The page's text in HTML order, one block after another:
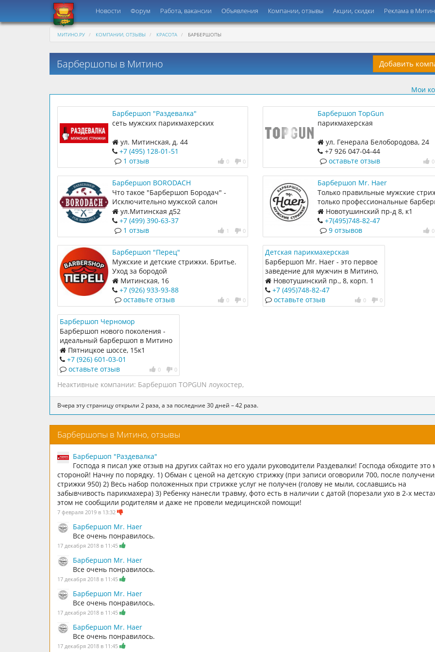
Новости Форум Работа, вакансии Объявления Компании, отзывы Акции, скидки Реклама в
МИТИНО.РУ КОМПАНИИ, ОТЗЫВЫ КРАСОТА БАРБЕРШОПЫ
Барбершопы в Митино Добавить
Мои
Барбершоп "Раздевалка"
сеть мужских парикмахерских
ул. Митинская, д. 44
+7 (495) 128-01-51
0 0
1 отзыв
Барбершоп TopGun
парикмахерская
ул. Генерала Белобородова, 24
+7 926 047‑04-44
0
оставьте отзыв
Барбершоп BORODACH
Что такое "Барбершоп Бородач" -
Исключительно мужской салон
профессионального бритья и стрижки
с приятной атмосферой, интересными
людьми и превосходным сервисом.
ул.Митинская д52
+7 (499) 390-63-37
1 0
1 отзыв
Барбершоп Mr. Haer
Только правильные мужские
только профессиональные
мужчин.
Новотушинский пр-д 8, к1
+7(495)748-82-47
0
9 отзывов
Барбершоп "Перец"
Мужские и детские стрижки. Бритье.
Уход за бородой
Митинская, 16
+7 (926) 933-93-88
0 0
оставьте отзыв
Детская парикмахерская
Барбершоп Mr. Haer KIDS
Барбершоп Mr. Haer - это первое
заведение для мужчин в Митино,
где можно комплексно следить за
своей внешностью. Теперь не
нужно стесняться узнавая
название модной стрижки, делая
Новотушинский пр., 8, корп. 1
+7 (495)748-82-47
0 0
оставьте отзыв
Барбершоп Черномор
Барбершоп нового поколения -
идеальный барбершоп в Митино
Пятницкое шоссе, 15к1
+7 (926) 601-03-01
0 0
оставьте отзыв
Неактивные компании: Барбершоп TOPGUN лоукостер,
Вчера эту страницу открыли 2 раза, а за последние 30 дней – 42 раза.
Барбершопы в Митино, отзывы
Барбершоп "Раздевалка"
Господа я писал уже отзыв на других сайтах но его удали руководители Раздевалки! Господа обходите это
стороной! Начну по порядку. 1) Обман с ценой на детскую стрижку (при записи оговорили 700, после
стрижки 950) 2) Весь набор положенных при стрижке услуг не получен (голову не мыли, сославшись на
забывчивость парикмахера) 3) Ребенку нанесли травму, фото есть в наличии с датой (порезали ухо в 2-х
этом не сообщили родителям и даже не провели медицинской помощи!
7 февраля 2019 в 13:32
Барбершоп Mr. Haer
Все очень понравилось.
17 декабря 2018 в 11:45
Барбершоп Mr. Haer
Все очень понравилось.
17 декабря 2018 в 11:45
Барбершоп Mr. Haer
Все очень понравилось.
17 декабря 2018 в 11:45
Барбершоп Mr. Haer
Все очень понравилось.
17 декабря 2018 в 11:45